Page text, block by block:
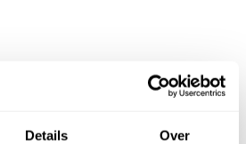
Details Over